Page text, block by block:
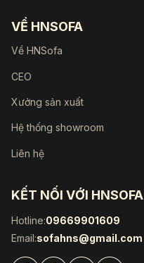
VỀ HNSOFA
Về HNSofa
CEO
Xưởng sản xuất
Hệ thống showroom
Liên hệ
KẾT NỐI VỚI HNSOFA
Hotline:09669901609
Email:sofahns@gmail.com